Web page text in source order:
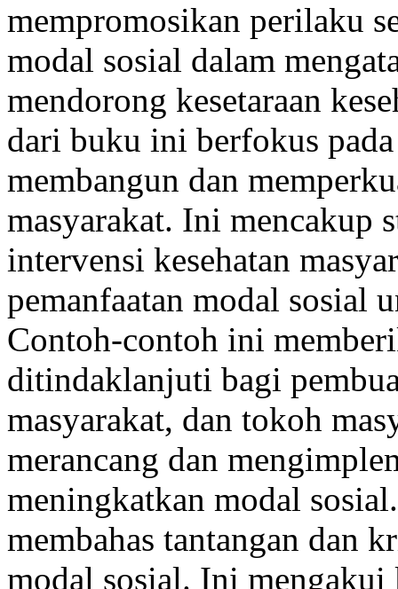
mempromosikan perilaku
modal sosial dalam
mendorong kesetaraan
dari buku ini berfokus
membangun dan
masyarakat. Ini mencakup
intervensi kesehatan
pemanfaatan modal sosial
Contoh-contoh ini
ditindaklanjuti bagi
masyarakat, dan tokoh
merancang dan
meningkatkan modal
membahas tantangan dan
modal sosial. Ini mengakui